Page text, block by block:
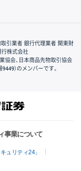
取引業者 銀行代理業者 関東財
行株式会社
協会、日本商品先物取引協会
）のメンバーです。
事業について
ュリティ24」